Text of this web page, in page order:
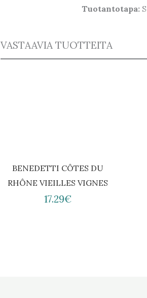
Tuotantotapa:
VASTAAVIA TUOTTEITA
BENEDETTI CÔTES DU
RHÔNE VIEILLES VIGNES
17.29€